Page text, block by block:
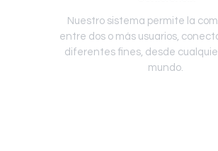
Nuestro sistema permite la
entre dos o más usuarios,
diferentes fines, desde
mundo.